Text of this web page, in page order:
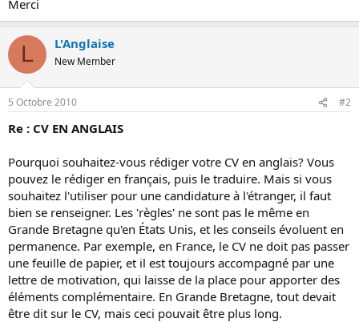
o
n
Merci
L L'Anglaise
New Member
5 Octobre 2010 #2
Re : CV EN ANGLAIS
Pourquoi souhaitez-vous rédiger votre CV en anglais? Vous
pouvez le rédiger en français, puis le traduire. Mais si vous
souhaitez l'utiliser pour une candidature à l'étranger, il faut
bien se renseigner. Les 'règles' ne sont pas le même en
Grande Bretagne qu'en États Unis, et les conseils évoluent en
permanence. Par exemple, en France, le CV ne doit pas passer
une feuille de papier, et il est toujours accompagné par une
lettre de motivation, qui laisse de la place pour apporter des
éléments complémentaire. En Grande Bretagne, tout devait
être dit sur le CV, mais ceci pouvait être plus long.